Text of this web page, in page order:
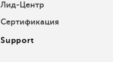
Лид-Центр
Сертификация
Support